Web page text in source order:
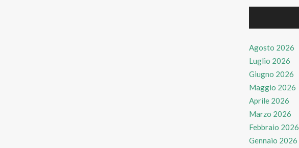
Agosto 2026
Luglio 2026
Giugno 2026
Maggio 2026
Aprile 2026
Marzo 2026
Febbraio 2026
Gennaio 2026